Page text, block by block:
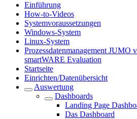
Einführung
How-to-Videos
Systemvoraussetzungen
Windows-System
Linux-System
Prozessdatenmanagement
smartWARE Evaluation
Startseite
Einrichten/Datenübersicht
Auswertung
Dashboards
Landing Page
Das Dashboard